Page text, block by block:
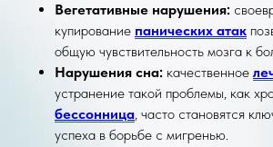
Вегетативные нарушения:
купирование панических атак
общую чувствительность мозга к
Нарушения сна: качественное
устранение такой проблемы, как
бессонница, часто становятся
успеха в борьбе с мигренью.